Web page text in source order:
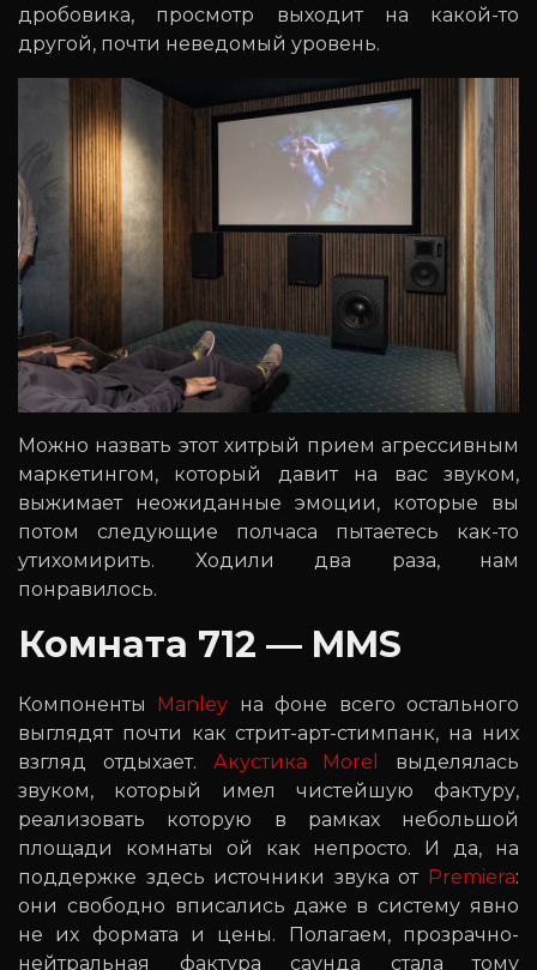
дробовика, просмотр выходит на какой-то
другой, почти неведомый уровень.
Можно назвать этот хитрый прием агрессивным
маркетингом, который давит на вас звуком,
выжимает неожиданные эмоции, которые вы
потом следующие полчаса пытаетесь как-то
утихомирить. Ходили два раза, нам
понравилось.
Комната 712 — MMS
Компоненты Manley на фоне всего остального
выглядят почти как стрит-арт-стимпанк, на них
взгляд отдыхает. Акустика Morel
выделялась
звуком, который имел чистейшую фактуру,
реализовать которую в рамках небольшой
площади комнаты ой как непросто. И да, на
поддержке здесь источники звука от Premiera:
они свободно вписались даже в систему явно
не их формата и цены. Полагаем, прозрачно-
нейтральная фактура саунда стала тому